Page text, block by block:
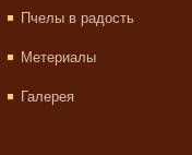
Пчелы в радость
Метериалы
Галерея